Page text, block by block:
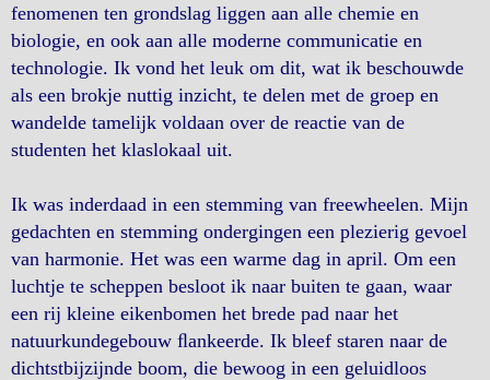
fenomenen ten grondslag liggen aan alle chemie en
biologie, en ook aan alle moderne communicatie en
technologie. Ik vond het leuk om dit, wat ik beschouwde
als een brokje nuttig inzicht, te delen met de groep en
wandelde tamelijk voldaan over de reactie van de
studenten het klaslokaal uit.
Ik was inderdaad in een stemming van freewheelen. Mijn
gedachten en stemming ondergingen een plezierig gevoel
van harmonie. Het was een warme dag in april. Om een
luchtje te scheppen besloot ik naar buiten te gaan, waar
een rij kleine eikenbomen het brede pad naar het
natuurkundegebouw ﬂankeerde. Ik bleef staren naar de
dichtstbijzijnde boom, die bewoog in een geluidloos